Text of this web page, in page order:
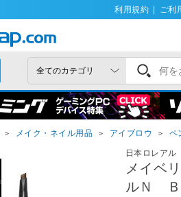
利用規約 ご利
＞ メイク・ネイル用品 ＞ アイブロウ ＞ ペ
日本ロレアル
メイベ
ルＮ Ｂ